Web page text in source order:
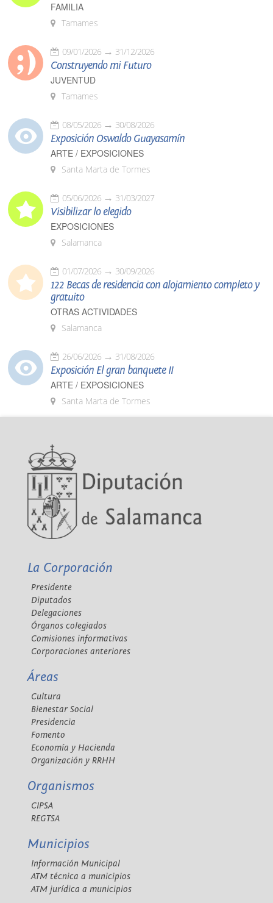
FAMILIA
Tamames
09/01/2026 31/12/2026
Construyendo mi Futuro
JUVENTUD
Tamames
08/05/2026 30/08/2026
Exposición Oswaldo Guayasamín
ARTE / EXPOSICIONES
Santa Marta de Tormes
05/06/2026 31/03/2027
Visibilizar lo elegido
EXPOSICIONES
Salamanca
01/07/2026 30/09/2026
122 Becas de residencia con alojamiento completo y
gratuito
OTRAS ACTIVIDADES
Salamanca
26/06/2026 31/08/2026
Exposición El gran banquete II
ARTE / EXPOSICIONES
Santa Marta de Tormes
La Corporación
Presidente
Diputados
Delegaciones
Órganos colegiados
Comisiones informativas
Corporaciones anteriores
Áreas
Cultura
Bienestar Social
Presidencia
Fomento
Economía y Hacienda
Organización y RRHH
Organismos
CIPSA
REGTSA
Municipios
Información Municipal
ATM técnica a municipios
ATM jurídica a municipios